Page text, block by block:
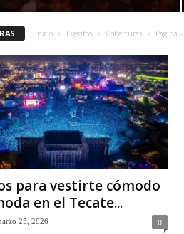
Inicio Eventos Coberturas Página 2
para vestirte cómodo
en el Tecate...
25, 2026 0